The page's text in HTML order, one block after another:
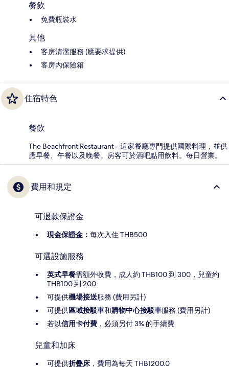
餐飲
免費瓶裝水
其他
客房清潔服務 (應要求提供)
客房內保險箱
住宿特色
餐飲
The Beachfront Restaurant - 這家餐廳專門提供國際料理，並供
應早餐、午餐以及晚餐。房客可於酒吧點用飲料。每日營業。
費用和規定
可退款保證金
現金保證金： 每次入住 THB500
可選設施服務
英式早餐需額外收費，成人約 THB100 到 300，兒童約
THB100 到 200
可提供機場接送服務 (費用另計)
可提供區域接駁車和購物中心接駁車服務 (費用另計)
若以信用卡付費 ，必須另付 3% 的手續費
兒童和加床
可提供折疊床 ，費用為每天 THB1200.0